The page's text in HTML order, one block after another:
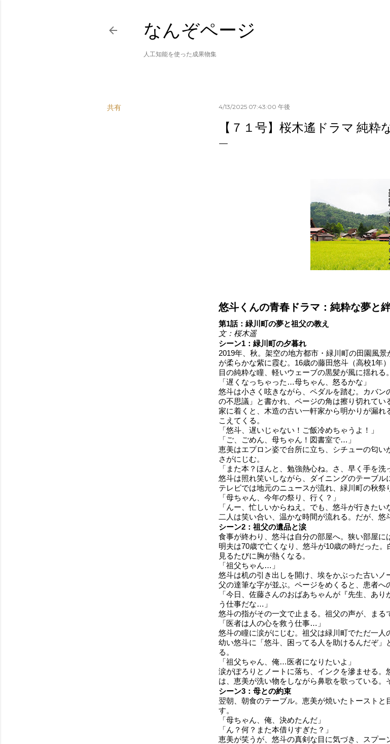
なんぞページ
人工知能を使った成果物集
共有 4/13/2025 07:43:00 午後
【７１号】桜木遙ドラマ 純
悠斗くんの青春ドラマ：純粋な夢と
第1話：緑川町の夢と祖父の教え
文：桜木遥
シーン1：緑川町の夕暮れ
2019年、秋。架空の地方都市・緑川町の田園風
が柔らかな紫に霞む。16歳の藤田悠斗（高校1年
目の純粋な瞳、軽いウェーブの黒髪が風に揺れる。
「遅くなっちゃった…母ちゃん、怒るかな」
悠斗は小さく呟きながら、ペダルを踏む。カバ
の不思議」と書かれ、ページの角は擦り切れてい
家に着くと、木造の古い一軒家から明かりが漏
こえてくる。
「悠斗、遅いじゃない！ご飯冷めちゃうよ！」
「ご、ごめん、母ちゃん！図書室で…」
恵美はエプロン姿で台所に立ち、シチューの匂
さがにじむ。
「また本？ほんと、勉強熱心ね。さ、早く手を洗
悠斗は照れ笑いしながら、ダイニングのテーブル
テレビでは地元のニュースが流れ、緑川町の秋祭
「母ちゃん、今年の祭り、行く？」
「んー、忙しいからねえ。でも、悠斗が行きたい
二人は笑い合い、温かな時間が流れる。だが、悠
シーン2：祖父の遺品と涙
食事が終わり、悠斗は自分の部屋へ。狭い部屋に
明夫は70歳で亡くなり、悠斗が10歳の時だった
見るたびに胸が熱くなる。
「祖父ちゃん…」
悠斗は机の引き出しを開け、埃をかぶった古い
父の達筆な字が並ぶ。ページをめくると、患者へ
「今日、佐藤さんのおばあちゃんが『先生、あ
う仕事だな…」
悠斗の指がその一文で止まる。祖父の声が、まる
「医者は人の心を救う仕事…」
悠斗の瞳に涙がにじむ。祖父は緑川町でただ一人
幼い悠斗に「悠斗、困ってる人を助けるんだぞ
る。
「祖父ちゃん、俺…医者になりたいよ」
涙がぽろりとノートに落ち、インクを滲ませる
は、恵美が洗い物をしながら鼻歌を歌っている。
シーン3：母との約束
翌朝、朝食のテーブル。恵美が焼いたトースト
す。
「母ちゃん、俺、決めたんだ」
「ん？何？また本借りすぎた？」
恵美が笑うが、悠斗の真剣な目に気づき、スプー